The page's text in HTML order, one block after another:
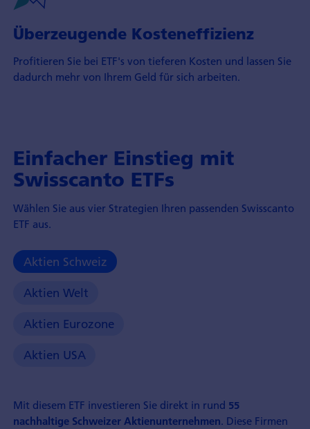
Überzeugende Kosteneffizienz
Profitieren Sie bei ETF's von tieferen Kosten und lassen Sie
dadurch mehr von Ihrem Geld für sich arbeiten.
Einfacher Einstieg mit
Swisscanto ETFs
Wählen Sie aus vier Strategien Ihren passenden Swisscanto
ETF aus.
Aktien Schweiz
Aktien Welt
Aktien Eurozone
Aktien USA
Mit diesem ETF investieren Sie direkt in rund 55
nachhaltige Schweizer Aktienunternehmen. Diese Firmen